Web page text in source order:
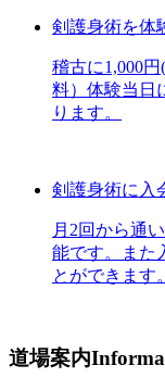
剣護身術を体
稽古に1,000
料）体験当日
ります。
剣護身術に入
月2回から通
能です。また
とができます。
道場案内